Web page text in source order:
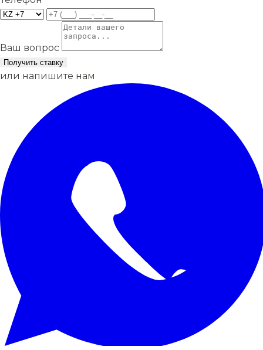
Ваш вопрос
Получить ставку
или напишите нам